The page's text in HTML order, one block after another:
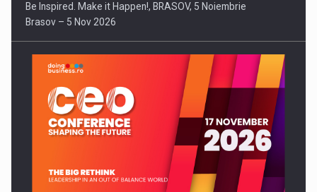
Be Inspired. Make it Happen!, BRASOV, 5 Noiembrie
Brasov – 5 Nov 2026